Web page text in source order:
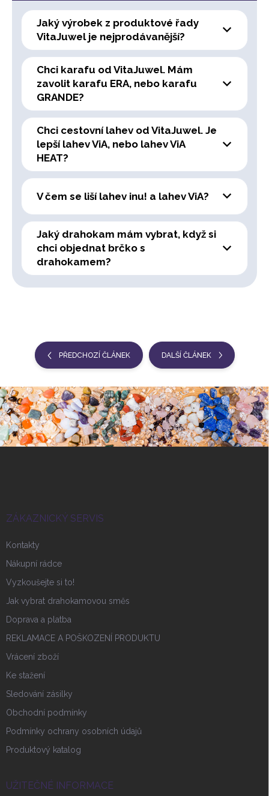
Jaký výrobek z produktové řady
VitaJuwel je nejprodávanější?
Chci karafu od VitaJuwel. Mám
zavolit karafu ERA, nebo karafu
GRANDE?
Chci cestovní lahev od VitaJuwel. Je
lepší lahev ViA, nebo lahev ViA
HEAT?
V čem se liší lahev inu! a lahev ViA?
Jaký drahokam mám vybrat, když si
chci objednat brčko s
drahokamem?
PŘEDCHOZÍ ČLÁNEK DALŠÍ ČLÁNEK
ZÁKAZNICKÝ SERVIS
Kontakty
Nákupní rádce
Vyzkoušejte si to!
Jak vybrat drahokamovou směs
Doprava a platba
REKLAMACE A POŠKOZENÍ PRODUKTU
Vrácení zboží
Ke stažení
Sledování zásilky
Obchodní podmínky
Podmínky ochrany osobních údajů
Produktový katalog
UŽITEČNÉ INFORMACE